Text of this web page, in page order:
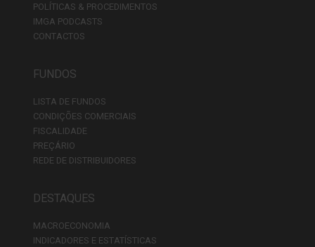
POLÍTICAS & PROCEDIMENTOS
IMGA PODCASTS
CONTACTOS
FUNDOS
LISTA DE FUNDOS
CONDIÇÕES COMERCIAIS
FISCALIDADE
PREÇÁRIO
REDE DE DISTRIBUIDORES
DESTAQUES
MACROECONOMIA
INDICADORES E ESTATÍSTICAS